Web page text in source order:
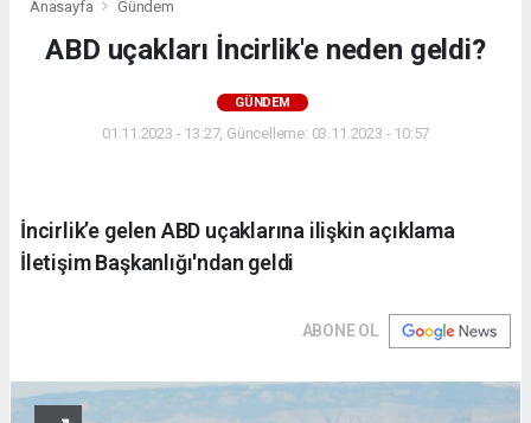
Anasayfa Gündem
ABD uçakları İncirlik'e neden geldi?
GÜNDEM
01.11.2023 - 13:27, Güncelleme: 03.11.2023 - 10:57
İncirlik’e gelen ABD uçaklarına ilişkin açıklama
İletişim Başkanlığı'ndan geldi
ABONE OL